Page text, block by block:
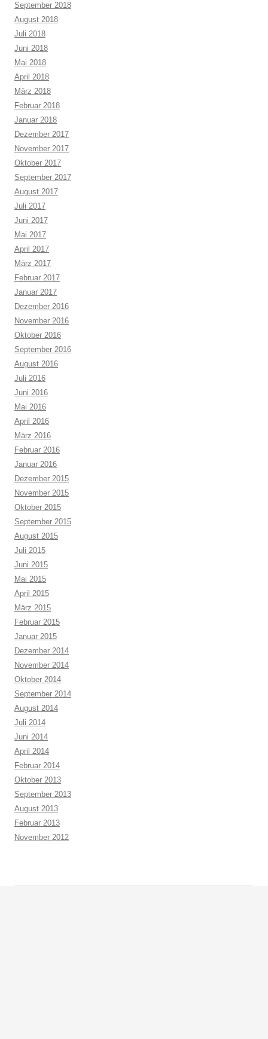
September 2018
August 2018
Juli 2018
Juni 2018
Mai 2018
April 2018
März 2018
Februar 2018
Januar 2018
Dezember 2017
November 2017
Oktober 2017
September 2017
August 2017
Juli 2017
Juni 2017
Mai 2017
April 2017
März 2017
Februar 2017
Januar 2017
Dezember 2016
November 2016
Oktober 2016
September 2016
August 2016
Juli 2016
Juni 2016
Mai 2016
April 2016
März 2016
Februar 2016
Januar 2016
Dezember 2015
November 2015
Oktober 2015
September 2015
August 2015
Juli 2015
Juni 2015
Mai 2015
April 2015
März 2015
Februar 2015
Januar 2015
Dezember 2014
November 2014
Oktober 2014
September 2014
August 2014
Juli 2014
Juni 2014
April 2014
Februar 2014
Oktober 2013
September 2013
August 2013
Februar 2013
November 2012